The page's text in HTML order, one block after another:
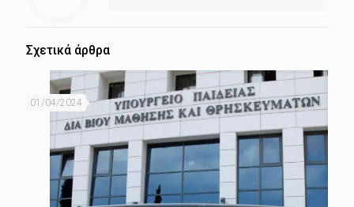
Σχετικά άρθρα
01/04/2024